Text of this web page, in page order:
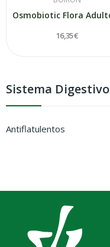
Sistema Digestivo
Antiflatulentos
16,35 €